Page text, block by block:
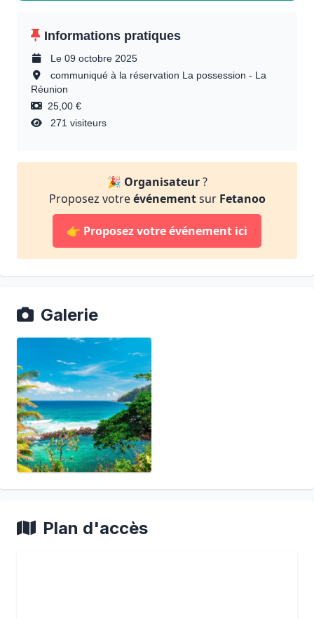
Informations pratiques
Le 09 octobre 2025
communiqué à la réservation La possession - La
Réunion
25,00 €
271 visiteurs
🎉 Organisateur?
Proposez votreévénementsur Fetanoo
👉 Proposez votre événement ici
Galerie
Plan d'accès